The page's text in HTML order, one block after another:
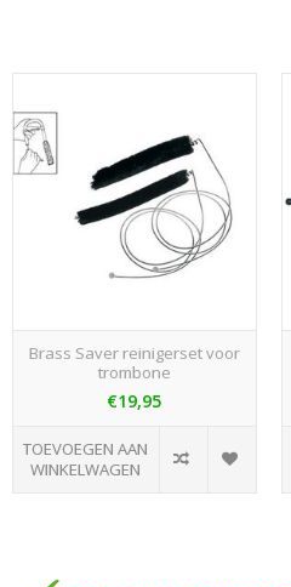
Brass Saver reinigerset voor
trombone
€19,95
TOEVOEGEN AAN
WINKELWAGEN